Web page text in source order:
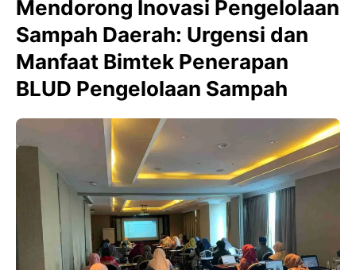
Mendorong Inovasi Pengelolaan
Sampah Daerah: Urgensi dan
Manfaat Bimtek Penerapan
BLUD Pengelolaan Sampah